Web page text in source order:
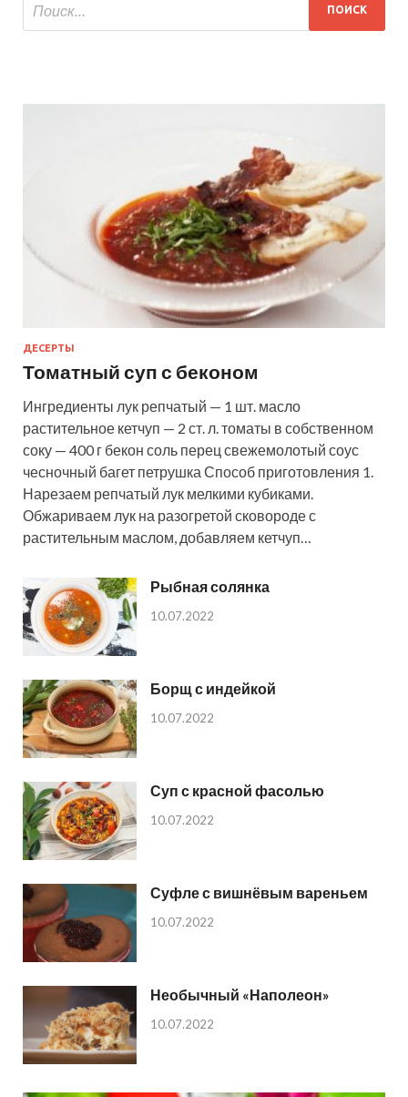
ДЕСЕРТЫ
Томатный суп с беконом
Ингредиенты лук репчатый — 1 шт. масло
растительное кетчуп — 2 ст. л. томаты в собственном
соку — 400 г бекон соль перец свежемолотый соус
чесночный багет петрушка Способ приготовления 1.
Нарезаем репчатый лук мелкими кубиками.
Обжариваем лук на разогретой сковороде с
растительным маслом, добавляем кетчуп…
Рыбная солянка
10.07.2022
Борщ с индейкой
10.07.2022
Суп с красной фасолью
10.07.2022
Суфле с вишнёвым вареньем
10.07.2022
Необычный «Наполеон»
10.07.2022